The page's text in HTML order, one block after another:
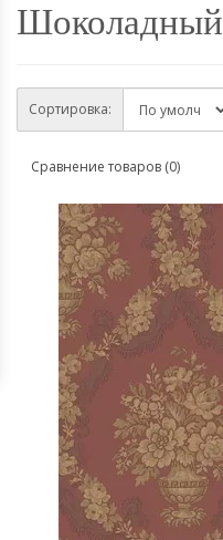
Шоколадный
Сортировка:
Сравнение товаров (0)